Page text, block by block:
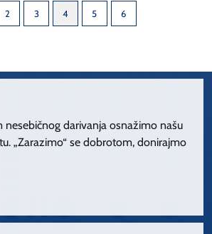
2 3 4 5 6
nesebičnog darivanja osnažimo našu
„Zarazimo“ se dobrotom, donirajmo